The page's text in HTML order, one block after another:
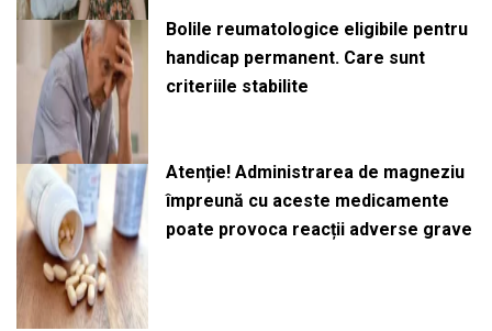
Bolile reumatologice eligibile pentru
handicap permanent. Care sunt
criteriile stabilite
Atenție! Administrarea de magneziu
împreună cu aceste medicamente
poate provoca reacții adverse grave